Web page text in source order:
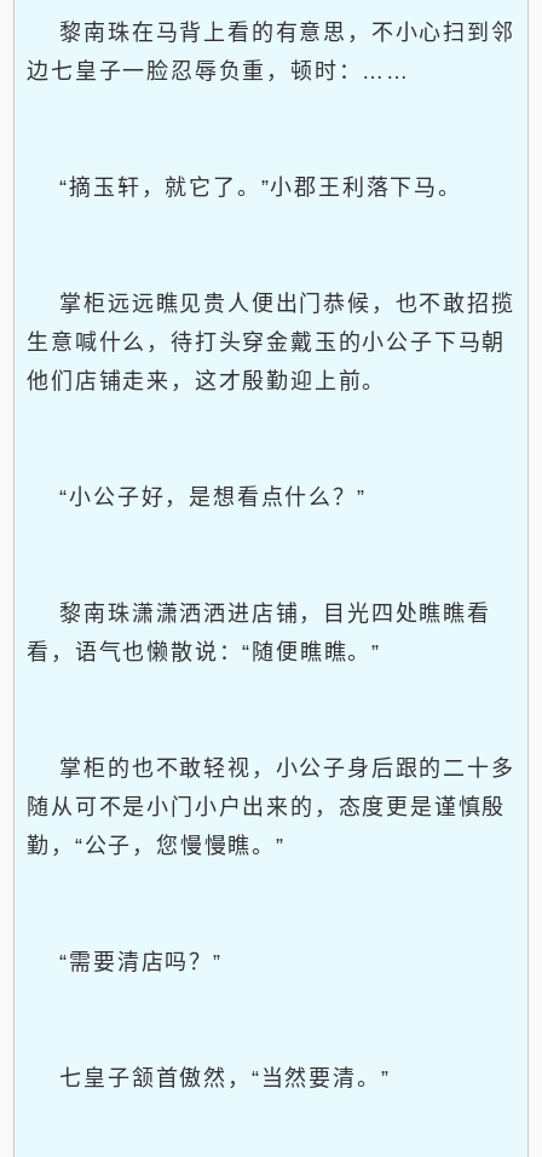
黎南珠在马背上看的有意思，不小心扫到邻
边七皇子一脸忍辱负重，顿时：……
“摘玉轩，就它了。”小郡王利落下马。
掌柜远远瞧见贵人便出门恭候，也不敢招揽
生意喊什么，待打头穿金戴玉的小公子下马朝
他们店铺走来，这才殷勤迎上前。
“小公子好，是想看点什么？”
黎南珠潇潇洒洒进店铺，目光四处瞧瞧看
看，语气也懒散说：“随便瞧瞧。”
掌柜的也不敢轻视，小公子身后跟的二十多
随从可不是小门小户出来的，态度更是谨慎殷
勤，“公子，您慢慢瞧。”
“需要清店吗？”
七皇子颔首傲然，“当然要清。”